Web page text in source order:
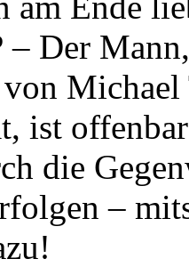
– Der
von
ist
die
–